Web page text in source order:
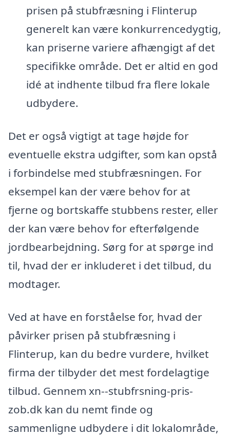
prisen på stubfræsning i Flinterup
generelt kan være konkurrencedygtig,
kan priserne variere afhængigt af det
specifikke område. Det er altid en god
idé at indhente tilbud fra flere lokale
udbydere.
Det er også vigtigt at tage højde for
eventuelle ekstra udgifter, som kan opstå
i forbindelse med stubfræsningen. For
eksempel kan der være behov for at
fjerne og bortskaffe stubbens rester, eller
der kan være behov for efterfølgende
jordbearbejdning. Sørg for at spørge ind
til, hvad der er inkluderet i det tilbud, du
modtager.
Ved at have en forståelse for, hvad der
påvirker prisen på stubfræsning i
Flinterup, kan du bedre vurdere, hvilket
firma der tilbyder det mest fordelagtige
tilbud. Gennem xn--stubfrsning-pris-
zob.dk kan du nemt finde og
sammenligne udbydere i dit lokalområde,